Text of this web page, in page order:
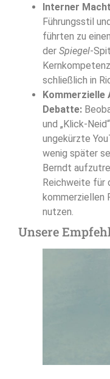
Interner
Führungsstil
führten zu
der Spiegel-
schließlich in
Kommerzielle
Debatte:
und „Klick-
ungekürzte
wenig später
Berndt
Reichweite für
kommerziellen
nutzen.
Unsere